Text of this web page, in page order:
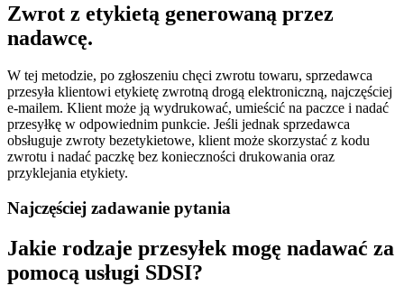
Zwrot z etykietą generowaną przez
nadawcę.
W tej metodzie, po zgłoszeniu chęci zwrotu towaru, sprzedawca
przesyła klientowi etykietę zwrotną drogą elektroniczną, najczęściej
e-mailem. Klient może ją wydrukować, umieścić na paczce i nadać
przesyłkę w odpowiednim punkcie. Jeśli jednak sprzedawca
obsługuje zwroty bezetykietowe, klient może skorzystać z kodu
zwrotu i nadać paczkę bez konieczności drukowania oraz
przyklejania etykiety.
Najczęściej zadawanie pytania
Jakie rodzaje przesyłek mogę nadawać za
pomocą usługi SDSI?